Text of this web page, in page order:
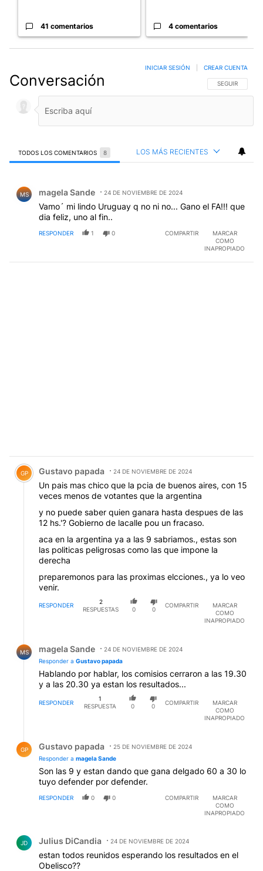
41 comentarios 4 comentarios
Conversación SIGA ESTA
SEGUIR
INICIAR SESIÓN CREAR CUENTA
TODOS LOS COMENTARIOS 8 LOS MÁS RECIENTES
MS magela Sande 24 DE NOVIEMBRE DE 2024
Vamo´ mi lindo Uruguay q no ni no... Gano el FA!!! que
dia feliz, uno al fin..
RESPONDER 1 0 COMPARTIR
MARCAR
COMO
INAPROPIADO
Comentario de Gustavo papada.
GP Gustavo papada 24 DE NOVIEMBRE DE 2024
Un pais mas chico que la pcia de buenos aires, con 15
veces menos de votantes que la argentina
y no puede saber quien ganara hasta despues de las
12 hs.'? Gobierno de lacalle pou un fracaso.
aca en la argentina ya a las 9 sabriamos., estas son
las politicas peligrosas como las que impone la
derecha
preparemonos para las proximas elcciones., ya lo veo
venir.
RESPONDER
2
RESPUESTAS
0 0
COMPARTIR
MARCAR
COMO
INAPROPIADO
MS magela Sande
24 DE NOVIEMBRE DE 2024
Responder a Gustavo papada
Hablando por hablar, los comisios cerraron a las 19.30
y a las 20.30 ya estan los resultados...
RESPONDER
1
RESPUESTA
0 0
COMPARTIR
MARCAR
COMO
INAPROPIADO
GP Gustavo papada
25 DE NOVIEMBRE DE 2024
Responder a magela Sande
Son las 9 y estan dando que gana delgado 60 a 30 lo
tuyo defender por defender.
RESPONDER 0 0 COMPARTIR
MARCAR
COMO
INAPROPIADO
JD Julius DiCandia 24 DE NOVIEMBRE DE 2024
estan todos reunidos esperando los resultados en el
Obelisco??